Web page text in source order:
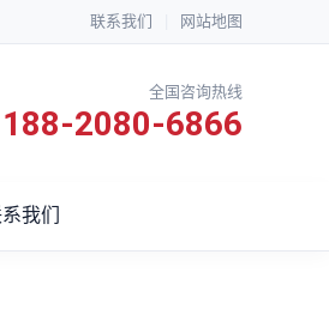
联系我们 网站地图
全国咨询热线
188-2080-6866
我们